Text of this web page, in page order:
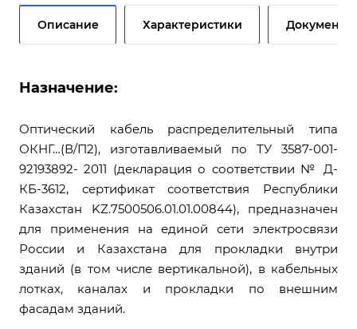
Описание Характеристики Документы
Назначение:
Оптический кабель распределительный типа
ОКНГ…(В/П2), изготавливаемый по ТУ 3587-001-
92193892- 2011 (декларация о соответствии № Д-
КБ-3612, сертификат соответствия Республики
Казахстан KZ.7500506.01.01.00844), предназначен
для применения на единой сети электросвязи
России и Казахстана для прокладки внутри
зданий (в том числе вертикальной), в кабельных
лотках, каналах и прокладки по внешним
фасадам зданий.